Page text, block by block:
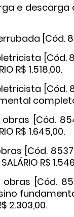
e descarga
[Cód.
R$ 1.518,00.
[Cód.
[Cód.
R$ 1.645,00.
[Cód.
R$
[Cód.
2.303,00.